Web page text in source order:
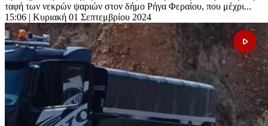
ταφή των νεκρών ψαριών στον δήμο Ρήγα Φεραίου, που μέχρι...
15:06 | Κυριακή 01 Σεπτεμβρίου 2024